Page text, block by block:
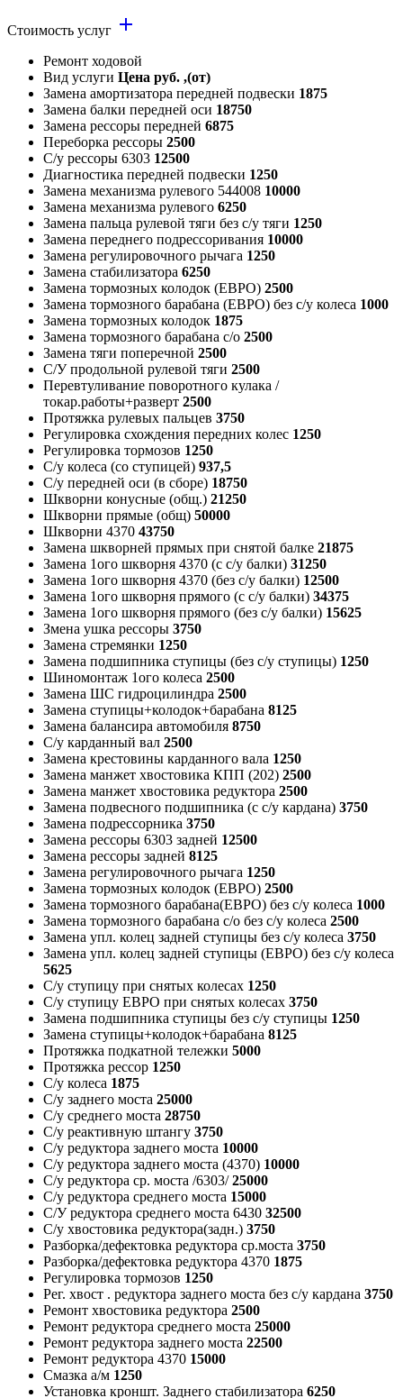
Стоимость услуг add
Ремонт ходовой
Вид услуги Цена руб. ,(от)
Замена амортизатора передней подвески 1875
Замена балки передней оси 18750
Замена рессоры передней 6875
Переборка рессоры 2500
С/у рессоры 6303 12500
Диагностика передней подвески 1250
Замена механизма рулевого 544008 10000
Замена механизма рулевого 6250
Замена пальца рулевой тяги без с/у тяги 1250
Замена переднего подрессоривания 10000
Замена регулировочного рычага 1250
Замена стабилизатора 6250
Замена тормозных колодок (ЕВРО) 2500
Замена тормозного барабана (ЕВРО) без с/у колеса 1000
Замена тормозных колодок 1875
Замена тормозного барабана с/о 2500
Замена тяги поперечной 2500
С/У продольной рулевой тяги 2500
Перевтуливание поворотного кулака /
токар.работы+разверт 2500
Протяжка рулевых пальцев 3750
Регулировка схождения передних колес 1250
Регулировка тормозов 1250
С/у колеса (со ступицей) 937,5
С/у передней оси (в сборе) 18750
Шкворни конусные (общ.) 21250
Шкворни прямые (общ) 50000
Шкворни 4370 43750
Замена шкворней прямых при снятой балке 21875
Замена 1ого шкворня 4370 (с с/у балки) 31250
Замена 1ого шкворня 4370 (без с/у балки) 12500
Замена 1ого шкворня прямого (с с/у балки) 34375
Замена 1ого шкворня прямого (без с/у балки) 15625
Змена ушка рессоры 3750
Замена стремянки 1250
Замена подшипника ступицы (без с/у ступицы) 1250
Шиномонтаж 1ого колеса 2500
Замена ШС гидроцилиндра 2500
Замена ступицы+колодок+барабана 8125
Замена балансира автомобиля 8750
С/у карданный вал 2500
Замена крестовины карданного вала 1250
Замена манжет хвостовика КПП (202) 2500
Замена манжет хвостовика редуктора 2500
Замена подвесного подшипника (с с/у кардана) 3750
Замена подрессорника 3750
Замена рессоры 6303 задней 12500
Замена рессоры задней 8125
Замена регулировочного рычага 1250
Замена тормозных колодок (ЕВРО) 2500
Замена тормозного барабана(ЕВРО) без с/у колеса 1000
Замена тормозного барабана с/о без с/у колеса 2500
Замена упл. колец задней ступицы без с/у колеса 3750
Замена упл. колец задней ступицы (ЕВРО) без с/у колеса
5625
С/у ступицу при снятых колесах 1250
С/у ступицу ЕВРО при снятых колесах 3750
Замена подшипника ступицы без с/у ступицы 1250
Замена ступицы+колодок+барабана 8125
Протяжка подкатной тележки 5000
Протяжка рессор 1250
С/у колеса 1875
С/у заднего моста 25000
С/у среднего моста 28750
С/у реактивную штангу 3750
С/у редуктора заднего моста 10000
С/у редуктора заднего моста (4370) 10000
С/у редуктора ср. моста /6303/25000
С/у редуктора среднего моста 15000
С/У редуктора среднего моста 6430 32500
С/у хвостовика редуктора(задн.) 3750
Разборка/дефектовка редуктора ср.моста 3750
Разборка/дефектовка редуктора 4370 1875
Регулировка тормозов 1250
Рег. хвост . редуктора заднего моста без с/у кардана 3750
Ремонт хвостовика редуктора 2500
Ремонт редуктора среднего моста 25000
Ремонт редуктора заднего моста 22500
Ремонт редуктора 4370 15000
Смазка а/м 1250
Установка кроншт. Заднего стабилизатора 6250